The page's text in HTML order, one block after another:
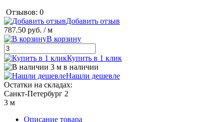
Отзывов: 0
Добавить отзыв
787.50 руб. / м
В корзину
Купить в 1 клик
3 м в наличии
Нашли дешевле
Остатки на складах:
Санкт-Петербург 2
3 м
Описание товара